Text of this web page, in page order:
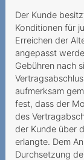
Der Kunde
Konditionen für
Erreichen der
angepasst
Gebühren nach
aufmerksam
fest, dass der
des
der Kunde über
erlangte. Dem
Durchsetzung